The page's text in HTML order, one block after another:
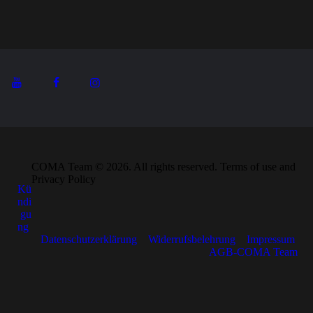
COMA Team © 2026. All rights reserved. Terms of use and
Privacy Policy
Kü
ndi
gu
ng
Datenschutzerklärung
Widerrufsbelehrung
Impressum
AGB-COMA Team